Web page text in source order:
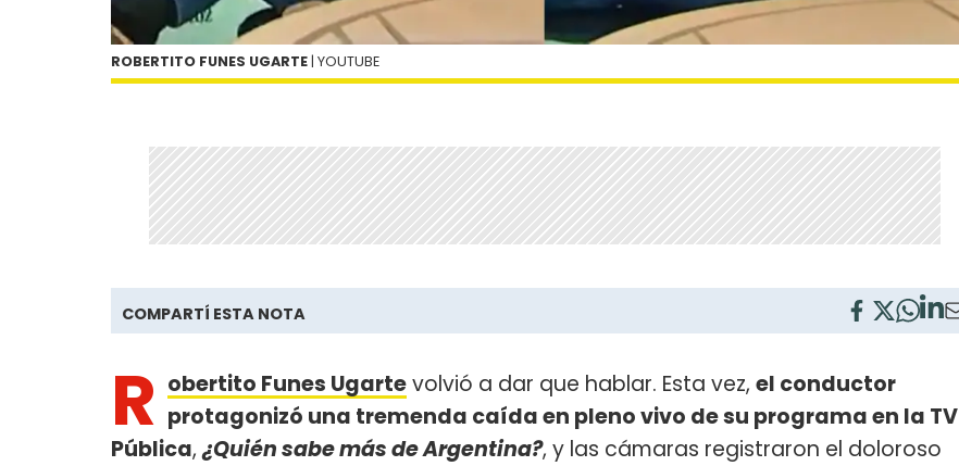
ROBERTITO FUNES UGARTE | YOUTUBE
COMPARTÍ ESTA NOTA
R obertito Funes Ugartevolvió a dar que hablar. Esta vez, el conductor
protagonizó una tremenda caída en pleno vivo de su programa en la TV
Pública,¿Quién sabe más de Argentina?, y las cámaras registraron el doloroso